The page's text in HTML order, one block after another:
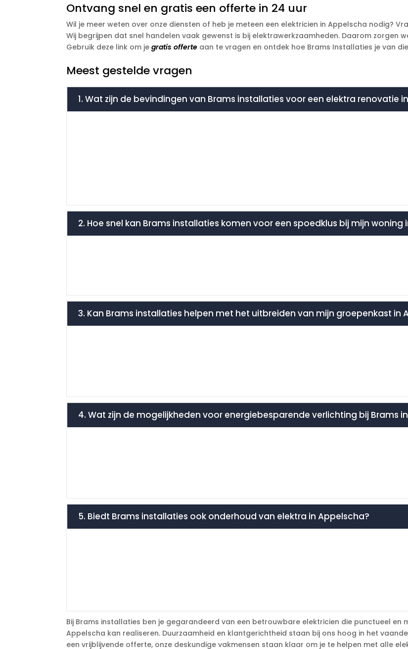
Ontvang snel en gratis een offerte in 24 uur
Wil je meer weten over onze diensten of heb je meteen een elektricien in Appelscha nodig?
Wij begrijpen dat snel handelen vaak gewenst is bij elektrawerkzaamheden. Daarom zorgen
Gebruik deze link om jegratis offerte aan te vragen en ontdek hoe Brams Installaties je van
Meest gestelde vragen
1. Wat zijn de bevindingen van Brams installaties voor een elektra renovatie
2. Hoe snel kan Brams installaties komen voor een spoedklus bij mijn woning
3. Kan Brams installaties helpen met het uitbreiden van mijn groepenkast in
4. Wat zijn de mogelijkheden voor energiebesparende verlichting bij Brams
5. Biedt Brams installaties ook onderhoud van elektra in Appelscha?
Bij Brams installaties ben je gegarandeerd van een betrouwbare elektricien die punctueel en
Appelscha kan realiseren. Duurzaamheid en klantgerichtheid staan bij ons hoog in het
een vrijblijvende offerte, onze deskundige vakmensen staan klaar om je te helpen met alle